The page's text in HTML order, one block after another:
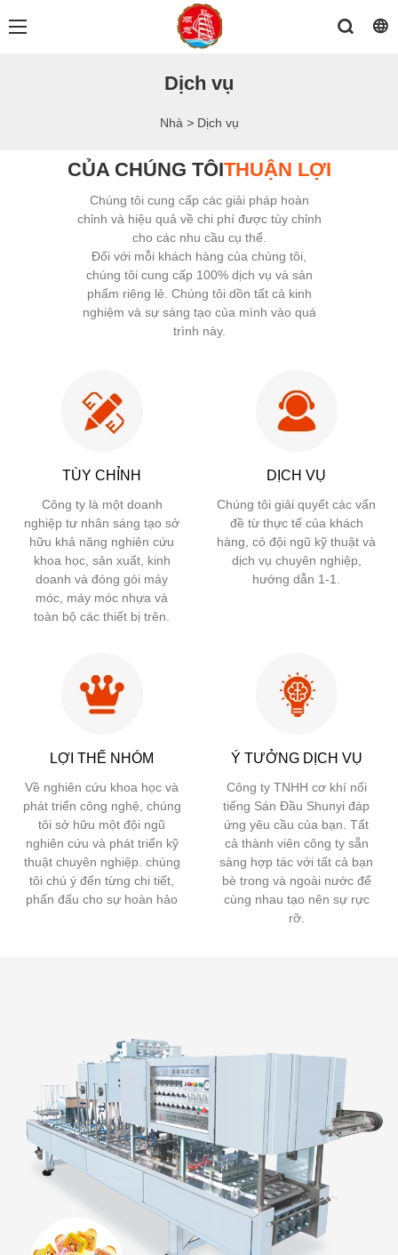
Dịch vụ
Nhà > Dịch vụ
CỦA CHÚNG TÔITHUẬN LỢI
Chúng tôi cung cấp các giải pháp hoàn
chỉnh và hiệu quả về chi phí được tùy chỉnh
cho các nhu cầu cụ thể.
Đối với mỗi khách hàng của chúng tôi,
chúng tôi cung cấp 100% dịch vụ và sản
phẩm riêng lẻ. Chúng tôi dồn tất cả kinh
nghiệm và sự sáng tạo của mình vào quá
trình này.
TÙY CHỈNH
Công ty là một doanh
nghiệp tư nhân sáng tạo sở
hữu khả năng nghiên cứu
khoa học, sản xuất, kinh
doanh và đóng gói máy
móc, máy móc nhựa và
toàn bộ các thiết bị trên.
DỊCH VỤ
Chúng tôi giải quyết các vấn
đề từ thực tế của khách
hàng, có đội ngũ kỹ thuật và
dịch vụ chuyên nghiệp,
hướng dẫn 1-1.
LỢI THẾ NHÓM
Về nghiên cứu khoa học và
phát triển công nghệ, chúng
tôi sở hữu một đội ngũ
nghiên cứu và phát triển kỹ
thuật chuyên nghiệp. chúng
tôi chú ý đến từng chi tiết,
phấn đấu cho sự hoàn hảo
Ý TƯỞNG DỊCH VỤ
Công ty TNHH cơ khí nổi
tiếng Sán Đầu Shunyi đáp
ứng yêu cầu của bạn. Tất
cả thành viên công ty sẵn
sàng hợp tác với tất cả bạn
bè trong và ngoài nước để
cùng nhau tạo nên sự rực
rỡ.